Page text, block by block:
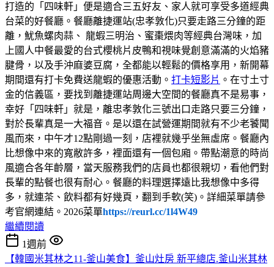
打造的「四味軒」便是適合三五好友、家人就可享受多道經典
台菜的好餐廳。餐廳離捷運站(忠孝敦化)只要走路三分鐘的距
離，魷魚螺肉蒜、 龍蝦三明治、蜜棗煨肉等經典台灣味，加
上國人中餐最愛的台式櫻桃片皮鴨和視味覺創意滿滿的火焰豬
腱骨，以及手沖麻婆豆腐，全都能以輕鬆的價格享用，新開幕
期間還有打卡免費送龍蝦的優惠活動。 打卡短影片 。在寸土寸
金的信義區，要找到離捷運站周邊大空間的餐廳真不是易事，
幸好「四味軒」就是，離忠孝敦化三號出口走路只要三分鐘，
對於長輩真是一大福音。是以還在試營運期間就有不少老饕聞
風而來，中午才12點剛過一刻，店裡就幾乎坐無虛席。餐廳內
比想像中來的寬敝許多，裡面還有一個包廂。帶點潮意的時尚
風適合各年齡層，當天服務我們的店員也都很親切，看他們對
長輩的點餐也很有耐心。餐廳的料理選擇遠比我想像中多得
多，就連茶、飲料都有好幾頁，翻到手軟(笑)。詳細菜單請參
考官網連結。2026菜單https://reurl.cc/1l4W49
繼續閱讀
1週前
【韓國米其林之11-釜山美食】釜山灶房 新平總店.釜山米其林